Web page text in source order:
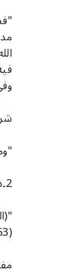
2۔دل ہی دل میں ذکر کیاجاسکتاہے۔المجموع شرح المہذب میں ہے :
(2/163)فقط واللہ اعلم